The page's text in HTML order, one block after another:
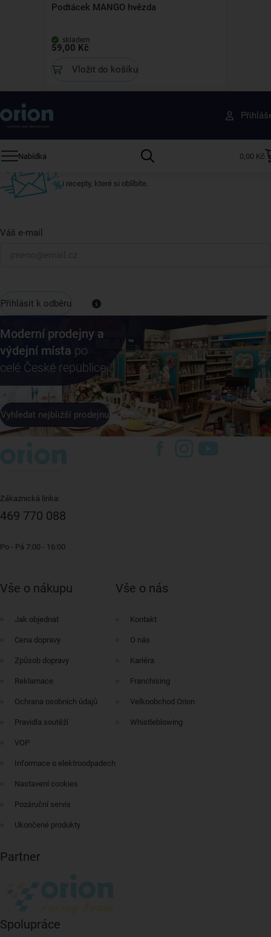
Podtácek MANGO hvězda
skladem
59,00 Kč
Vložit do košíku
Nabídka 0,00 Kč
Získejte rady, recepty a tipy na slevy dřív než
ostatní
Přihlaste se k odběru našeho newsletteru.
i recepty, které si oblíbíte.
Váš e-mail
Přihlásit k odběru
Moderní prodejny a
výdejní místa po
celé České republice
Vyhledat nejbližší prodejnu
Zákaznická linka:
469 770 088
Po - Pá 7:00 - 16:00
Vše o nákupu
Jak objednat
Cena dopravy
Způsob dopravy
Reklamace
Ochrana osobních údajů
Pravidla soutěží
VOP
Informace o elektroodpadech
Nastavení cookies
Pozáruční servis
Ukončené produkty
Vše o nás
Kontakt
O nás
Kariéra
Franchising
Velkoobchod Orion
Whistleblowing
Partner
Spolupráce